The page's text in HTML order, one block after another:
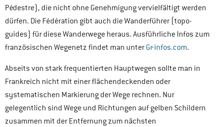
Pédestre), die nicht ohne Genehmigung vervielfältigt werden
dürfen. Die Fédération gibt auch die Wanderführer (topo-
guides) für diese Wanderwege heraus. Ausführliche Infos zum
französischen Wegenetz findet man unter Gr-infos.com.
Abseits von stark frequentierten Hauptwegen sollte man in
Frankreich nicht mit einer flächendeckenden oder
systematischen Markierung der Wege rechnen. Nur
gelegentlich sind Wege und Richtungen auf gelben Schildern
zusammen mit der Entfernung zum nächsten